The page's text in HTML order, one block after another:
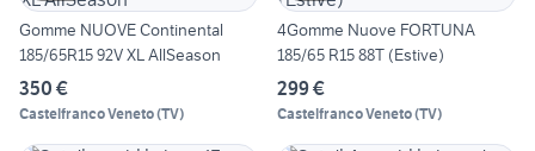
Gomme NUOVE Continental
185/65R15 92V XL AllSeason
350 €
Castelfranco Veneto(TV)
4Gomme Nuove FORTUNA
185/65 R15 88T (Estive)
299 €
Castelfranco Veneto(TV)